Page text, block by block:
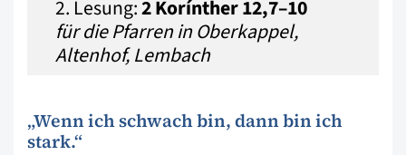
2. Lesung:2 Korínther 12,7–10
für die Pfarren in Oberkappel,
Altenhof, Lembach
„Wenn ich schwach bin, dann bin ich
stark.“